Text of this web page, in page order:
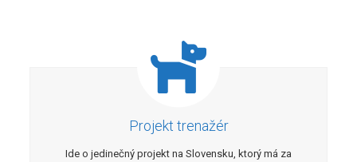
Projekt trenažér
Ide o jedinečný projekt na Slovensku, ktorý má za